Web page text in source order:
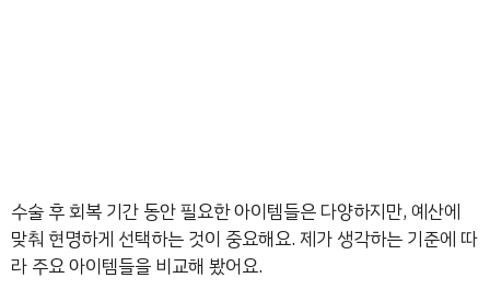
수술 후 회복 기간 동안 필요한 아이템들은 다양하지만, 예산에
맞춰 현명하게 선택하는 것이 중요해요. 제가 생각하는 기준에 따
라 주요 아이템들을 비교해 봤어요.